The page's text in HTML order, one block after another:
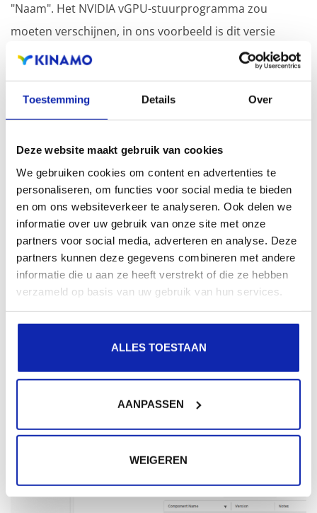
Toestemming Details Over
Deze website maakt gebruik van cookies
We gebruiken cookies om content en advertenties te
personaliseren, om functies voor social media te bieden
en om ons websiteverkeer te analyseren. Ook delen we
informatie over uw gebruik van onze site met onze
partners voor social media, adverteren en analyse. Deze
partners kunnen deze gegevens combineren met andere
informatie die u aan ze heeft verstrekt of die ze hebben
verzameld op basis van uw gebruik van hun services.
ALLES TOESTAAN
AANPASSEN
WEIGEREN
"Naam". Het NVIDIA vGPU-stuurprogramma zou
moeten verschijnen, in ons voorbeeld is dit versie
450.142.
ziet men de huidige image. Klik daar op op
"BEWERKEN" in de rechterbovenhoek om deze image
te wijzigen.
Selecteer de gewenste ESXi-versie voor de image,
selecteer de Vendor Add-ons voor de server (indien
gewenst), sla het firmwareveld over (tenzij nodig voor
de installatie) en klik bij het componentengedeelte op